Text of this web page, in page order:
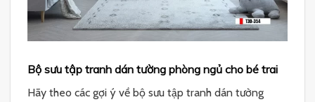
Bộ sưu tập tranh dán tường phòng ngủ cho bé trai
Hãy theo các gợi ý về bộ sưu tập tranh dán tường